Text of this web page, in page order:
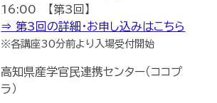
16:00 【第3回】
⇒ 第3回の詳細・お申し込みはこちら
※各講座30分前より入場受付開始
高知県産学官民連携センター（ココプ
ラ）